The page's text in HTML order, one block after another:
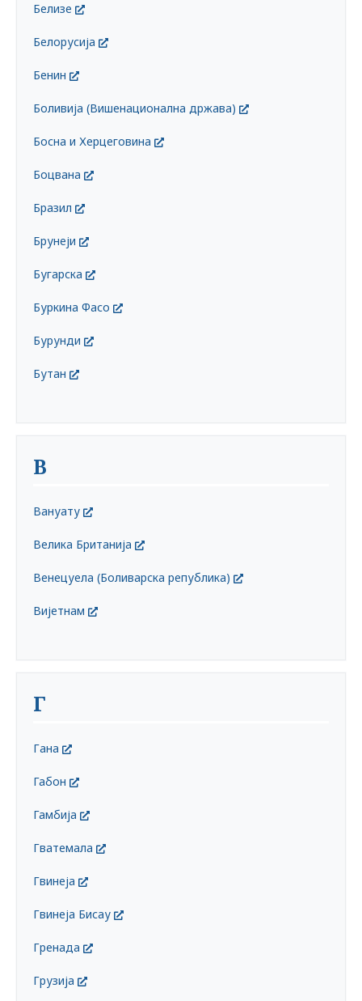
Белизе
Белорусија
Бенин
Боливија (Вишенационална држава)
Босна и Херцеговина
Боцвана
Бразил
Брунеји
Бугарска
Буркина Фасо
Бурунди
Бутан
В
Вануату
Велика Британија
Венецуела (Боливарска република)
Вијетнам
Г
Гaна
Габон
Гамбија
Гватемала
Гвинеја
Гвинеја Бисау
Гренада
Грузија